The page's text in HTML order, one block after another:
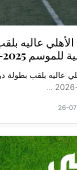
الأهلي عاليه
2025-2026
عاليه بلقب بطولة
26-